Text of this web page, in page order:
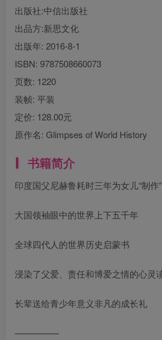
出版社:中信出版社
出品方:新思文化
出版年: 2016-8-1
ISBN: 9787508660073
页数: 1220
装帧: 平装
定价: 128.00元
原作名: Glimpses of World History
书籍简介
印度国父尼赫鲁耗时三年为女儿“制作
大国领袖眼中的世界上下五千年
全球四代人的世界历史启蒙书
浸染了父爱、责任和博爱之情的心灵
长辈送给青少年意义非凡的成长礼
—————